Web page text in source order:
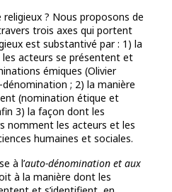
? Nous proposons de
trois axes qui portent
est substantivé par : 1) la
acteurs se présentent et
émiques (Olivier
-dénomination ; 2) la manière
(nomination étique et
3) la façon dont les
nomment les acteurs et les
humaines et sociales.
à l’auto-dénomination et aux
à la manière dont les